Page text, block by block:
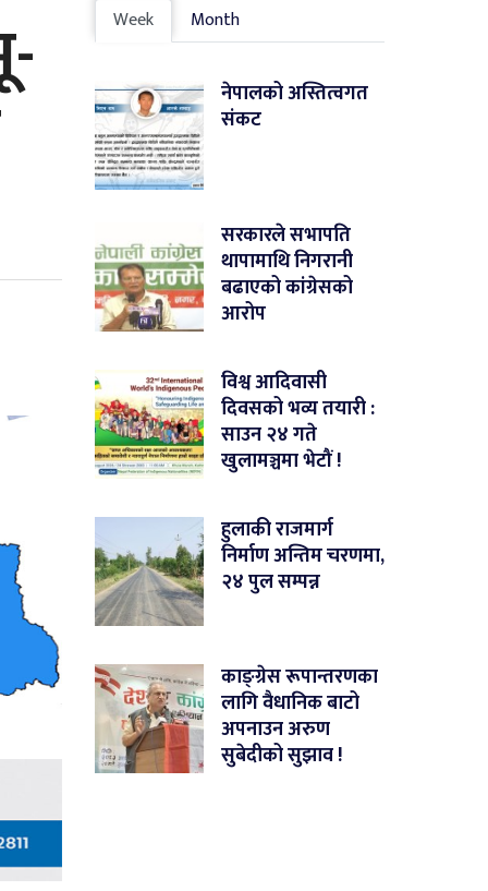
Week Month
नेपालको अस्तित्वगत
संकट
सरकारले सभापति
थापामाथि निगरानी
बढाएको कांग्रेसको
आरोप
विश्व आदिवासी
दिवसको भव्य तयारी :
साउन २४ गते
खुलामञ्चमा भेटौं !
हुलाकी राजमार्ग
निर्माण अन्तिम चरणमा,
२४ पुल सम्पन्न
काङ्ग्रेस रूपान्तरणका
लागि वैधानिक बाटो
अपनाउन अरुण
सुबेदीको सुझाव !